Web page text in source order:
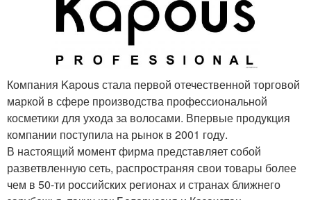
Компания Kapous стала первой отечественной торговой
маркой в сфере производства профессиональной
косметики для ухода за волосами. Впервые продукция
компании поступила на рынок в 2001 году.
В настоящий момент фирма представляет собой
разветвленную сеть, распространяя свои товары более
чем в 50-ти российских регионах и странах ближнего